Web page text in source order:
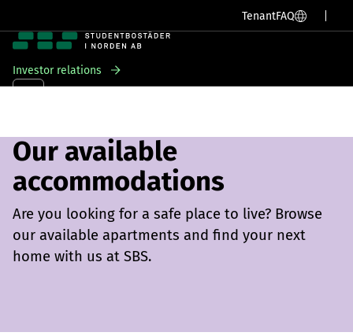
TenantFAQ SV
Investor relations
Our available
accommodations
Are you looking for a safe place to live? Browse
our available apartments and find your next
home with us at SBS.